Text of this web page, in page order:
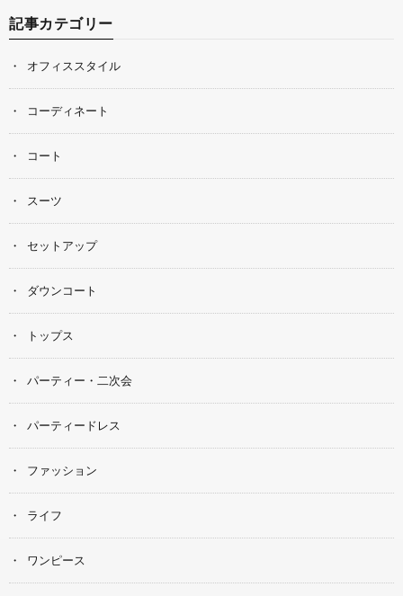
記事カテゴリー
オフィススタイル
コーディネート
コート
スーツ
セットアップ
ダウンコート
トップス
パーティー・二次会
パーティードレス
ファッション
ライフ
ワンピース